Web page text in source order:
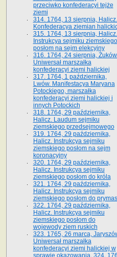
przeciwko konfederacyi tejże
ziemi
314. 1764, 13 sierpnia, Halicz.
Konfederacya ziemian
315. 1764, 13 sierpnia, Halicz.
Instrukcya sejmiku ziemskiego
posłom na sejm elekcyjny
316. 1764, 24 sierpnia,
Uniwersał marszałka
konfederacyi ziemi halickiej
317. 1764, 1 października,
Lwów. Manifestacya Maryana
Potockiego, marszałka
konfederacyi ziemi halickiej i
innych Potockich
318. 1764, 29 października,
Halicz. Laudum sejmiku
ziemskiego przedsejmowego
319. 1764, 29 października,
Halicz. Instrukcya sejmiku
ziemskiego posłom na sejm
koronacyjny
320. 1764, 29 października,
Halicz. Instrukcya sejmiku
ziemskiego posłom do króla
321. 1764, 29 października,
Halicz. Instrukcya sejmiku
ziemskiego posłom do
322. 1764, 29 października,
Halicz. Instrukcya sejmiku
ziemskiego posłom do
wojewody ziem ruskich
323. 1765, 26 marca,
Uniwersał marszałka
konfederacyi ziemi halickiej w
sprawie okazowania. 324.